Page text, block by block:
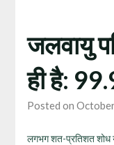
जलवायु
ही है:
Posted on
लगभग शत-प्रतिशत शोध